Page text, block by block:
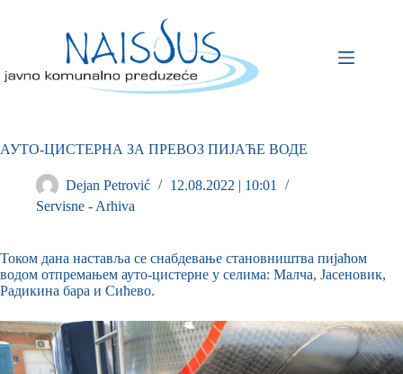
АУТО-ЦИСТЕРНА ЗА ПРЕВОЗ ПИЈАЋЕ ВОДЕ
Dejan Petrović
12.08.2022 | 10:01
Servisne - Arhiva
Током дана наставља се снабдевање становништва пијаћом
водом отпремањем ауто-цистерне у селима: Малча, Јасеновик,
Радикина бара и Сићево.